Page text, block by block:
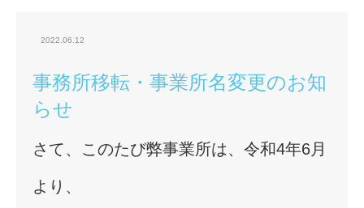
2022.06.12
事務所移転・事業所名変更のお知
らせ
さて、このたび弊事業所は、令和4年6月
より、